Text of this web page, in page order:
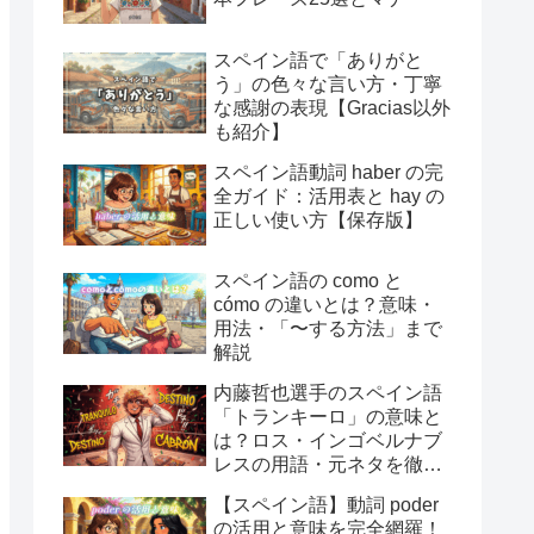
スペイン語で「ありがと
う」の色々な言い方・丁寧
な感謝の表現【Gracias以外
も紹介】
スペイン語動詞 haber の完
全ガイド：活用表と hay の
正しい使い方【保存版】
スペイン語の como と
cómo の違いとは？意味・
用法・「〜する方法」まで
解説
内藤哲也選手のスペイン語
「トランキーロ」の意味と
は？ロス・インゴベルナブ
レスの用語・元ネタを徹底
【スペイン語】動詞 poder
の活用と意味を完全網羅！